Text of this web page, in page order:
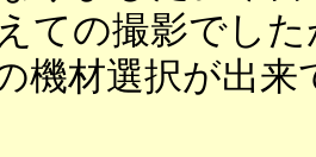
ての撮影でし
機材選択が出来